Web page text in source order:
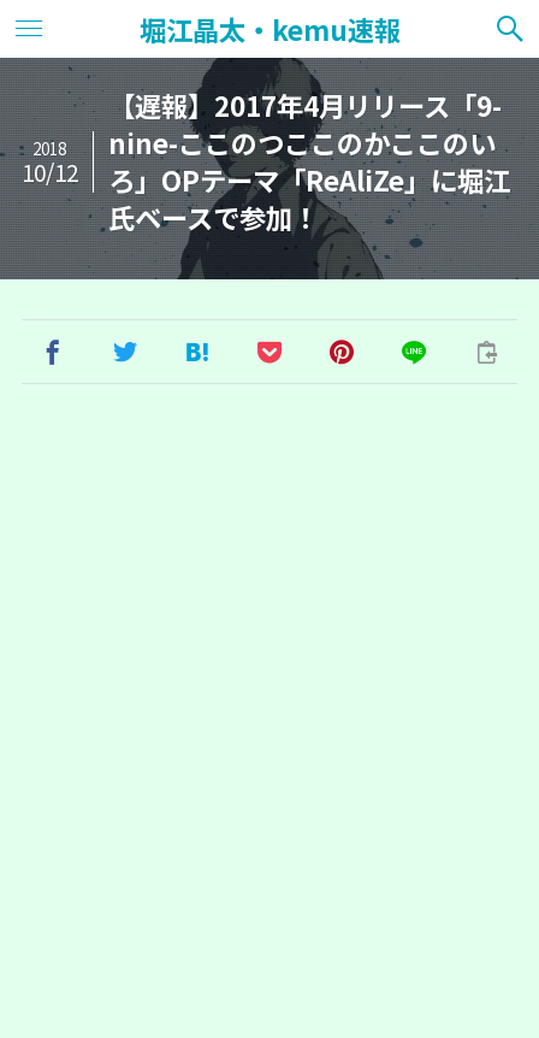
堀江晶太・kemu速報
【遅報】2017年4月リリース「9-
nine-ここのつここのかここのい
ろ」OPテーマ「ReAliZe」に堀江
氏ベースで参加！
2018
10/12